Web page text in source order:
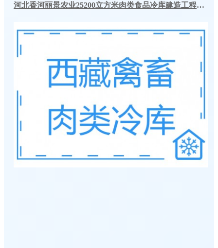
河北香河丽景农业25200立方米肉类食品冷库建造工程案例